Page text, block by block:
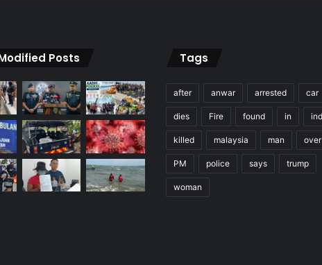
Posts Tags
after anwar arrested car
dies Fire found in
killed malaysia man over
PM police says trump
woman